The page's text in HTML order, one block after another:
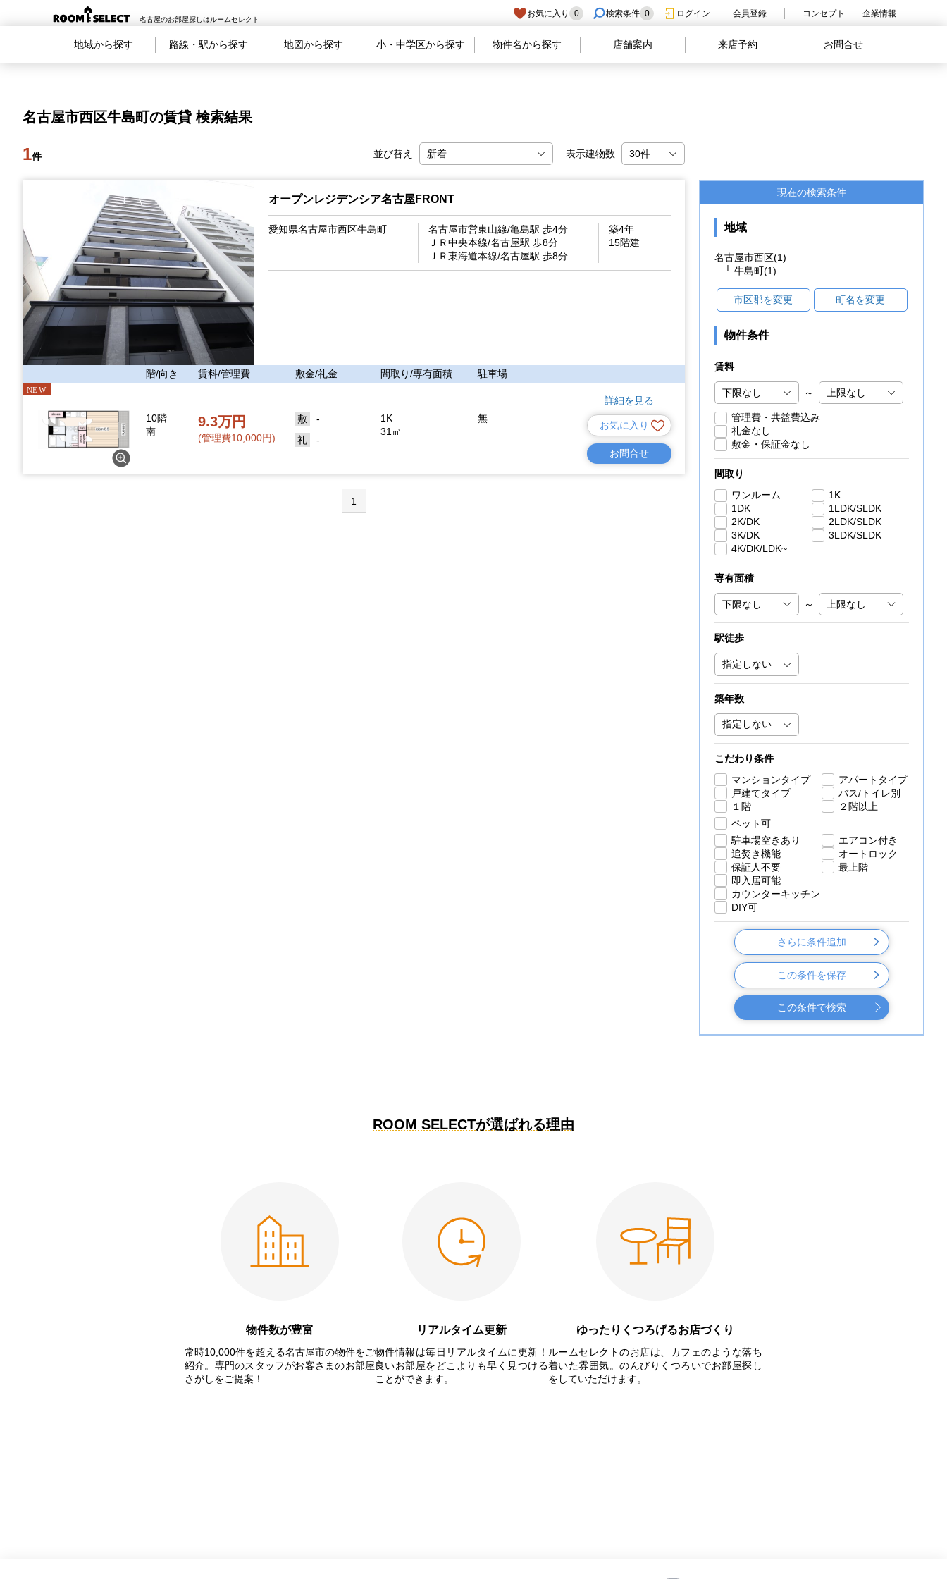
名古屋のお部屋探しはルームセレクト
お気に入り 0 検索条件 0 ログイン 会員登録 コンセプト 企業情報
地域から探す 路線・駅から探す 地図から探す 小・中学区から探す 物件名から探す 店舗案内 来店予約 お問合せ
名古屋市西区牛島町の賃貸 検索結果
1件 並び替え 表示建物数
オープンレジデンシア名古屋FRONT
愛知県名古屋市西区牛島町
名古屋市営東山線/亀島駅 歩4分
ＪＲ中央本線/名古屋駅 歩8分
ＪＲ東海道本線/名古屋駅 歩8分
築4年
15階建
階/向き 賃料/管理費 敷金/礼金 間取り/専有面積 駐車場
10階
南
9.3万円
(管理費10,000円)
-
-
1K
31㎡
無
詳細を見る
お気に入り
お問合せ
1
現在の検索条件
地域
名古屋市西区(1)
└ 牛島町(1)
市区郡を変更 町名を変更
物件条件
賃料
～
管理費・共益費込み
礼金なし
敷金・保証金なし
間取り
ワンルーム
1K
1DK
1LDK/SLDK
2K/DK
2LDK/SLDK
3K/DK
3LDK/SLDK
4K/DK/LDK~
専有面積
～
駅徒歩
築年数
こだわり条件
マンションタイプ
アパートタイプ
戸建てタイプ
バス/トイレ別
１階
２階以上
ペット可
駐車場空きあり
エアコン付き
追焚き機能
オートロック
保証人不要
最上階
即入居可能
カウンターキッチン
DIY可
さらに条件追加
この条件を保存
この条件で検索
ROOM SELECTが選ばれる理由
物件数が豊富
常時10,000件を超える名古屋市の物件をご
紹介。専門のスタッフがお客さまのお部屋
さがしをご提案！
リアルタイム更新
物件情報は毎日リアルタイムに更新！
良いお部屋をどこよりも早く見つける
ことができます。
ゆったりくつろげるお店づくり
ルームセレクトのお店は、カフェのような落ち
着いた雰囲気。のんびりくつろいでお部屋探し
をしていただけます。